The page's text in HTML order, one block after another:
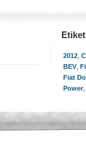
2012
BEV,
Fiat
Power,